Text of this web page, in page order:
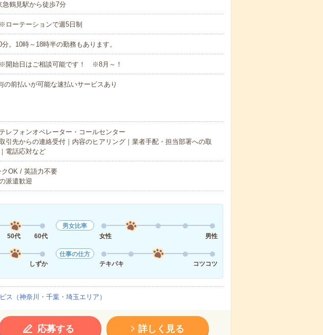
鶴見駅から徒歩7分
ーテーションで週5日制
10時～18時半の勤務もあります。
開始日はご相談可能です！ ※8月～！
前払いが可能な速払いサービスあり
レフォンオペレーター・コールセンター
引先からの連絡受付｜内容のヒアリング｜業者手配・担当部署への取
電話応対など
OK / 英語力不要
派遣歓迎
50代 60代
男女比率
女性
男性
しずか
仕事の仕方
テキパキ
コツコツ
ス（神奈川・千葉・埼玉エリア）
応募する 詳しく見る